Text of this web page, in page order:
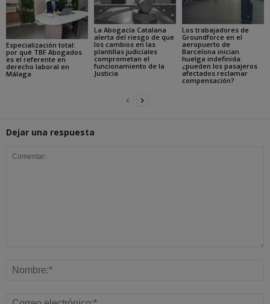
Especialización total:
por qué TBF Abogados
es el referente en
derecho laboral en
Málaga
La Abogacía Catalana
alerta del riesgo de que
los cambios en las
plantillas judiciales
comprometan el
funcionamiento de la
Justicia
Los trabajadores de
Groundforce en el
aeropuerto de
Barcelona inician
huelga indefinida:
¿pueden los pasajeros
afectados reclamar
compensación?
Dejar una respuesta